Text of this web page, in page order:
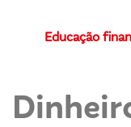
Educação